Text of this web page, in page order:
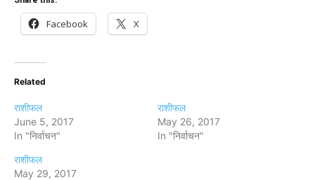
Facebook X
Related
राशीफल
June 5, 2017
In "निर्वाचन"
राशीफल
May 26, 2017
In "निर्वाचन"
राशीफल
May 29, 2017